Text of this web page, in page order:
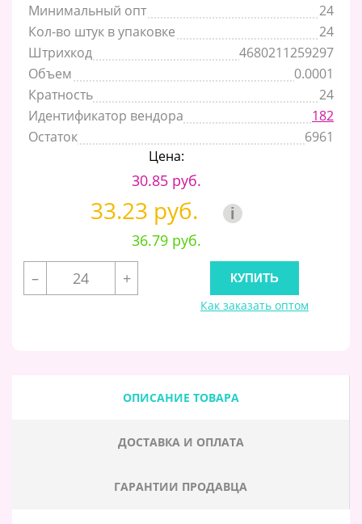
Минимальный опт
24
Кол-во штук в упаковке
24
Штрихкод
4680211259297
Объем
0.0001
Кратность
24
Идентификатор вендора
182
Остаток
6961
Цена:
30.85 руб.
33.23 руб. i
36.79 руб.
–
+
Как заказать оптом
ОПИСАНИЕ ТОВАРА
ДОСТАВКА И ОПЛАТА
ГАРАНТИИ ПРОДАВЦА